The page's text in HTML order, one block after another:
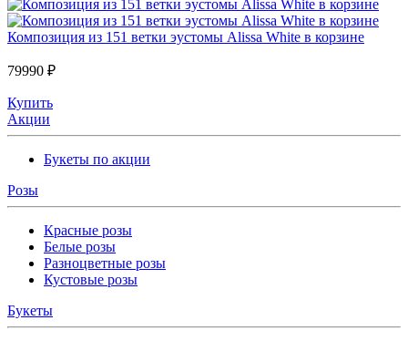
Композиция из 151 ветки эустомы Alissa White в корзине
79990 ₽
Купить
Акции
Букеты по акции
Розы
Красные розы
Белые розы
Разноцветные розы
Кустовые розы
Букеты